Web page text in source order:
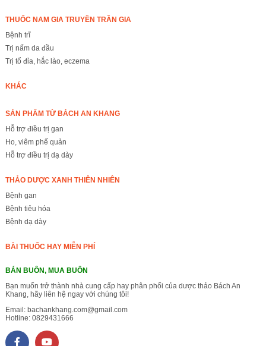
THUỐC NAM GIA TRUYỀN TRẦN GIA
Bệnh trĩ
Trị nấm da đầu
Trị tổ đỉa, hắc lào, eczema
KHÁC
SẢN PHẨM TỪ BÁCH AN KHANG
Hỗ trợ điều trị gan
Ho, viêm phế quản
Hỗ trợ điều trị dạ dày
THẢO DƯỢC XANH THIÊN NHIÊN
Bệnh gan
Bệnh tiêu hóa
Bệnh dạ dày
BÀI THUỐC HAY MIỄN PHÍ
BÁN BUÔN, MUA BUÔN
Bạn muốn trở thành nhà cung cấp hay phân phối của dược thảo Bách An
Khang, hãy liên hệ ngay với chúng tôi!
Email: bachankhang.com@gmail.com
Hotline: 0829431666